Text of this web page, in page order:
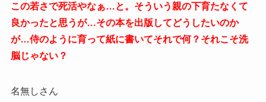
この若さで死活やなぁ…と。そういう親の下育たなくて
良かったと思うが…その本を出版してどうしたいのか
が…侍のように育って紙に書いてそれで何？それこそ洗
脳じゃない？
名無しさん